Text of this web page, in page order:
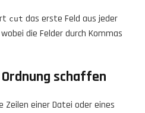
cut das erste Feld aus jeder
die Felder durch Kommas
Ordnung schaffen
einer Datei oder eines